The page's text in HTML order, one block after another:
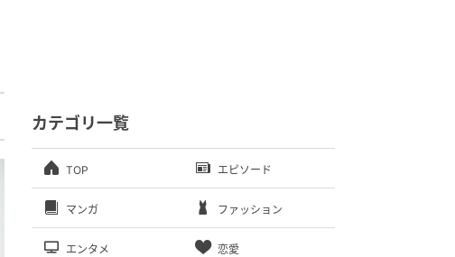
カテゴリ一覧
TOP エピソード
マンガ ファッション
エンタメ 恋愛